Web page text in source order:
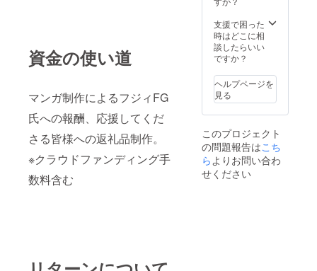
資金の使い道
マンガ制作によるフジィFG
氏への報酬、応援してくだ
さる皆様への返礼品制作。
※クラウドファンディング手
数料含む
支援で困った
時はどこに相
談したらいい
ですか？
ヘルプページを
見る
このプロジェクト
の問題報告はこち
ら よりお問い合わ
せください